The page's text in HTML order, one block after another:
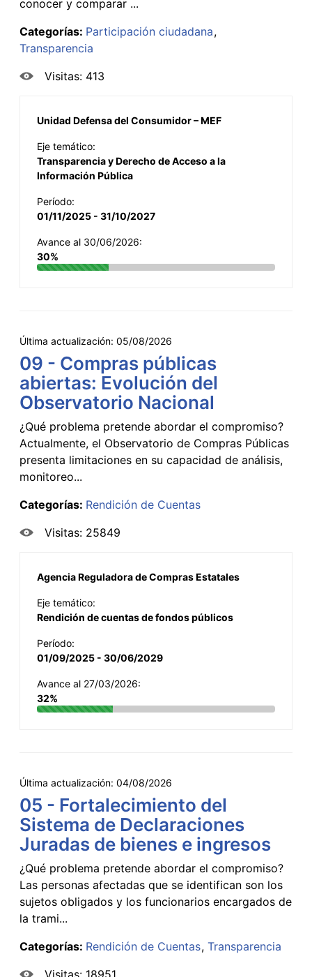
conocer y comparar ...
Categorías: Participación ciudadana
Transparencia
Visitas: 413
Unidad Defensa del Consumidor – MEF
Eje temático:
Transparencia y Derecho de Acceso a la
Información Pública
Período:
01/11/2025 - 31/10/2027
Avance al 30/06/2026:
30%
Última actualización: 05/08/2026
09 - Compras públicas
abiertas: Evolución del
Observatorio Nacional
¿Qué problema pretende abordar el compromiso?
Actualmente, el Observatorio de Compras Públicas
presenta limitaciones en su capacidad de análisis,
monitoreo...
Categorías: Rendición de Cuentas
Visitas: 25849
Agencia Reguladora de Compras Estatales
Eje temático:
Rendición de cuentas de fondos públicos
Período:
01/09/2025 - 30/06/2029
Avance al 27/03/2026:
32%
Última actualización: 04/08/2026
05 - Fortalecimiento del
Sistema de Declaraciones
Juradas de bienes e ingresos
¿Qué problema pretende abordar el compromiso?
Las personas afectadas que se identifican son los
sujetos obligados y los funcionarios encargados de
la trami...
Categorías: Rendición de Cuentas Transparencia
Visitas: 18951